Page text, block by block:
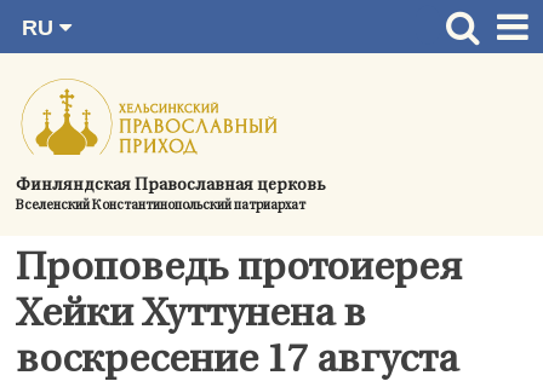
содержимому
Финляндская Православная церковь
Вселенский Константинопольский патриархат
RU
SV
EN
UA
Главная страница
Актуальное
Україна
О приходе
Контактная информация
Проповедь протоиерея
Хейки Хуттунена в
воскресение 17 августа